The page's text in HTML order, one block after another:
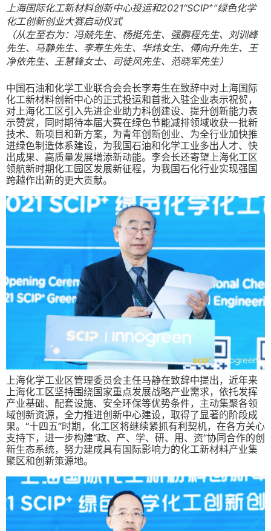
上海国际化工新材料创新中心投运和2021“SCIP+”绿色化学
化工创新创业大赛启动仪式
（从左至右为：冯兢先生、杨挺先生、强鹏程先生、刘训峰
先生、马静先生、李寿生先生、华炜女生、傅向升先生、王
净依先生、王慧锋女士、司徒风先生、范晓军先生）
中国石油和化学工业联合会会长李寿生在致辞中对上海国际
化工新材料创新中心的正式投运和首批入驻企业表示祝贺，
对上海化工区引入先进企业助力科创建设、提升创新能力表
示赞赏，同时期待本届大赛在绿色节能减排领域收获一批新
技术、新项目和新方案，为青年创新创业、为全行业加快推
进绿色制造体系建设，为我国石油和化学工业多出人才、快
出成果、高质量发展增添新动能。李会长还寄望上海化工区
领航新时期化工园区发展新征程，为我国石化行业实现强国
跨越作出新的更大贡献。
上海化学工业区管理委员会主任马静在致辞中提出，近年来
上海化工区坚持围绕国家重点发展战略产业需求，依托发挥
产业基础、配套设施、安全环保等优势条件，主动集聚各领
域创新资源，全力推进创新中心建设，取得了显著的阶段成
果。“十四五”时期，化工区将继续紧抓有利契机，在各方关心
支持下，进一步构建“政、产、学、研、用、资”协同合作的创
新生态系统，努力建成具有国际影响力的化工新材料产业集
聚区和创新策源地。